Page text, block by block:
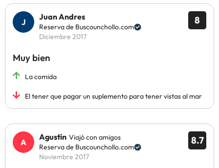
8
Juan Andres
Reserva de Buscounchollo.com
Diciembre 2017
Muy bien
La comida
El tener que pagar un suplemento para tener vistas al mar
8.7
Agustín Viajó con amigos
Reserva de Buscounchollo.com
Noviembre 2017